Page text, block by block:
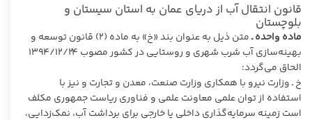
قانون انتقال آب از دریای عمان به استان سیستان و
بلوچستان
ماده واحده ـمتن ذیل به عنوان بند «خ» به ماده (۲)
قانون توسعه و
بهینه‌سازی آب شرب شهری و روستایی در کشور مصوب ۱۳۹۴/۱۲/۲۴
الحاق می‌گردد:
خ ـ وزارت نیرو با همکاری وزارت صنعت، معدن و تجارت و نیز با
استفاده از توان علمی معاونت علمی و فناوری ریاست جمهوری مکلف
است زمینه سرمایه‌گذاری داخلی یا خارجی برای برداشت آب، نمک‌زدایی،